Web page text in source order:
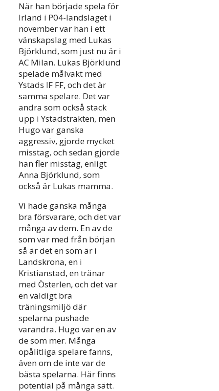
När han började spela för
Irland i P04-landslaget i
november var han i ett
vänskapslag med Lukas
Björklund, som just nu är i
AC Milan. Lukas Björklund
spelade målvakt med
Ystads IF FF, och det är
samma spelare. Det var
andra som också stack
upp i Ystadstrakten, men
Hugo var ganska
aggressiv, gjorde mycket
misstag, och sedan gjorde
han fler misstag, enligt
Anna Björklund, som
också är Lukas mamma.
Vi hade ganska många
bra försvarare, och det var
många av dem. En av de
som var med från början
så är det en som är i
Landskrona, en i
Kristianstad, en tränar
med Österlen, och det var
en väldigt bra
träningsmiljö där
spelarna pushade
varandra. Hugo var en av
de som mer. Många
opålitliga spelare fanns,
även om de inte var de
bästa spelarna. Här finns
potential på många sätt.